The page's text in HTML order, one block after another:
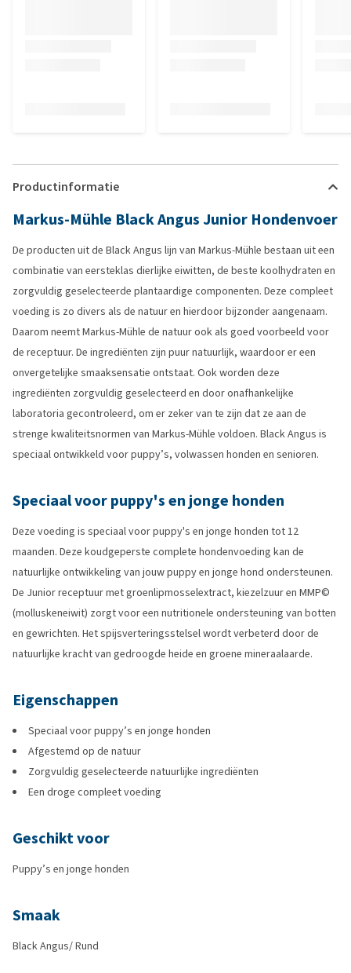
Productinformatie
Markus-Mühle Black Angus Junior Hondenvoer
De producten uit de Black Angus lijn van Markus-Mühle bestaan uit een
combinatie van eersteklas dierlijke eiwitten, de beste koolhydraten en
zorgvuldig geselecteerde plantaardige componenten. Deze compleet
voeding is zo divers als de natuur en hierdoor bijzonder aangenaam.
Daarom neemt Markus-Mühle de natuur ook als goed voorbeeld voor
de receptuur. De ingrediënten zijn puur natuurlijk, waardoor er een
onvergetelijke smaaksensatie ontstaat. Ook worden deze
ingrediënten zorgvuldig geselecteerd en door onafhankelijke
laboratoria gecontroleerd, om er zeker van te zijn dat ze aan de
strenge kwaliteitsnormen van Markus-Mühle voldoen. Black Angus is
speciaal ontwikkeld voor puppy’s, volwassen honden en senioren.
Speciaal voor puppy's en jonge honden
Deze voeding is speciaal voor puppy's en jonge honden tot 12
maanden. Deze koudgeperste complete hondenvoeding kan de
natuurlijke ontwikkeling van jouw puppy en jonge hond ondersteunen.
De Junior receptuur met groenlipmosselextract, kiezelzuur en MMP©
(molluskeneiwit) zorgt voor een nutritionele ondersteuning van botten
en gewrichten. Het spijsverteringsstelsel wordt verbeterd door de
natuurlijke kracht van gedroogde heide en groene mineraalaarde.
Eigenschappen
Speciaal voor puppy’s en jonge honden
Afgestemd op de natuur
Zorgvuldig geselecteerde natuurlijke ingrediënten
Een droge compleet voeding
Geschikt voor
Puppy’s en jonge honden
Smaak
Black Angus/ Rund